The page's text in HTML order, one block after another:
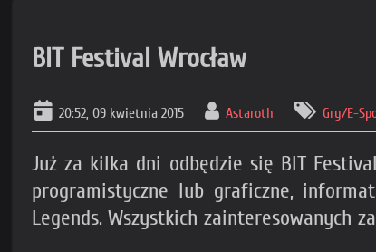
BIT Festival Wrocław
20:52, 09 kwietnia 2015 Astaroth Gry/E-
Już za kilka dni odbędzie się BIT
programistyczne lub graficzne,
Legends. Wszystkich zainteresowanych